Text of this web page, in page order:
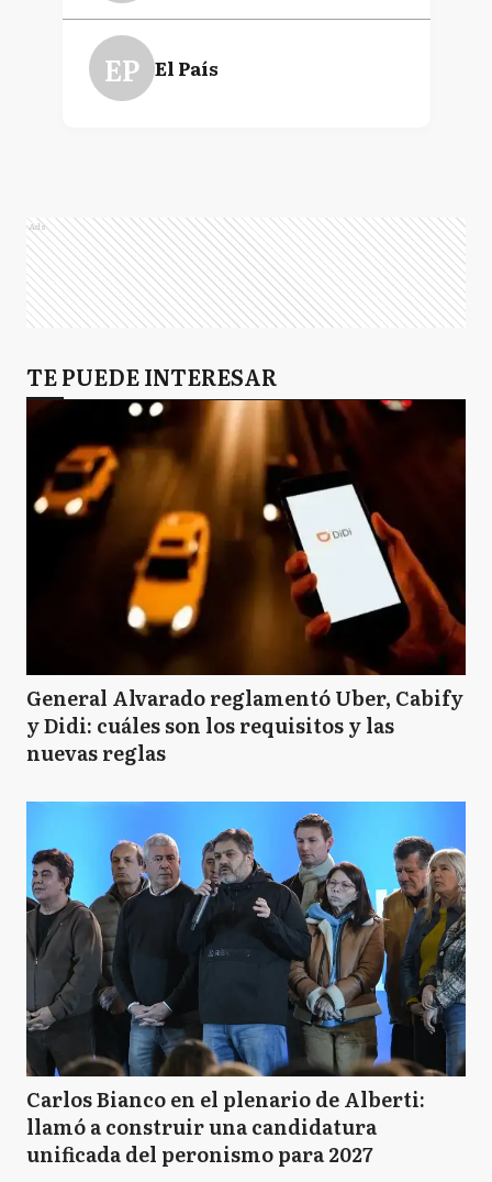
EP El País
Ads
TE PUEDE INTERESAR
General Alvarado reglamentó Uber, Cabify
y Didi: cuáles son los requisitos y las
nuevas reglas
Carlos Bianco en el plenario de Alberti:
llamó a construir una candidatura
unificada del peronismo para 2027